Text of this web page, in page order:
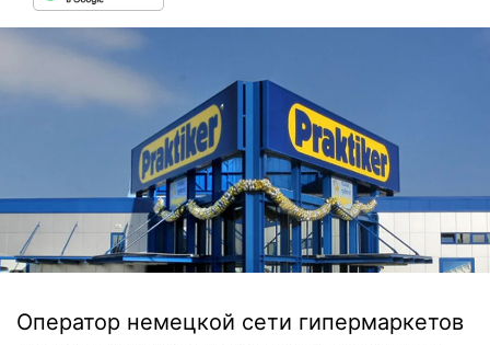
Оператор немецкой сети гипермаркетов